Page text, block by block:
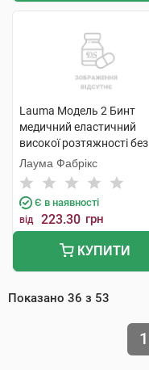
Lauma Модель 2 Бинт
медичний еластичний
високої розтяжності без
латексу 8 см х 2 м 1 шт
Лаума Фабрікс
Є в наявності
від 223.30 грн
КУПИТИ
Показано 36 з 53
1